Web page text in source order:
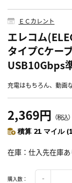
ＥＣカレント
エレコム
タイプCケー
USB10Gbps
充電はもちろん、動画
2,369円 （税込）
積算 21 マイル
在庫 仕入先在庫あ
購入数：